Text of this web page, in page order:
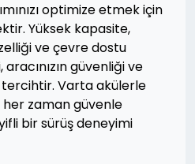
optimize etmek için
Yüksek kapasite,
ve çevre dostu
güvenliği ve
tercihtir. Varta akülerle
her zaman güvenle
bir sürüş deneyimi